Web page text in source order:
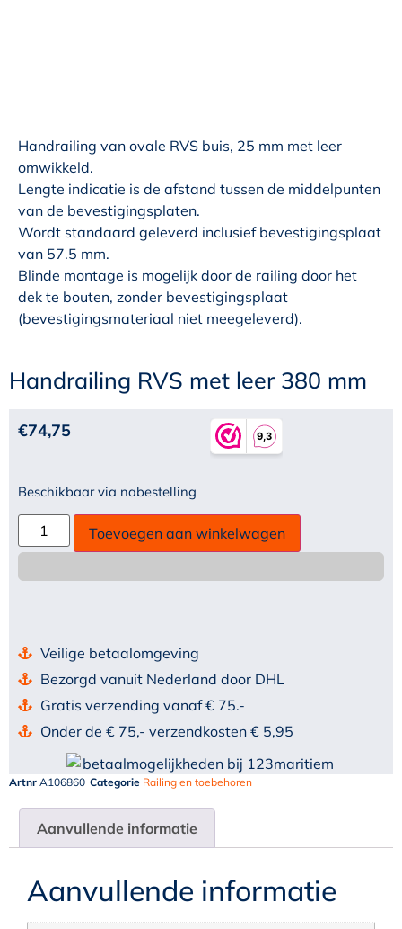
Handrailing van ovale RVS buis, 25 mm met leer
omwikkeld.
Lengte indicatie is de afstand tussen de middelpunten
van de bevestigingsplaten.
Wordt standaard geleverd inclusief bevestigingsplaat
van 57.5 mm.
Blinde montage is mogelijk door de railing door het
dek te bouten, zonder bevestigingsplaat
(bevestigingsmateriaal niet meegeleverd).
Handrailing RVS met leer 380 mm
€74,75
Beschikbaar via nabestelling
Toevoegen aan winkelwagen
Veilige betaalomgeving
Bezorgd vanuit Nederland door DHL
Gratis verzending vanaf € 75.-
Onder de € 75,- verzendkosten € 5,95
Artnr A106860 Categorie Railing en toebehoren
Aanvullende informatie
Aanvullende informatie